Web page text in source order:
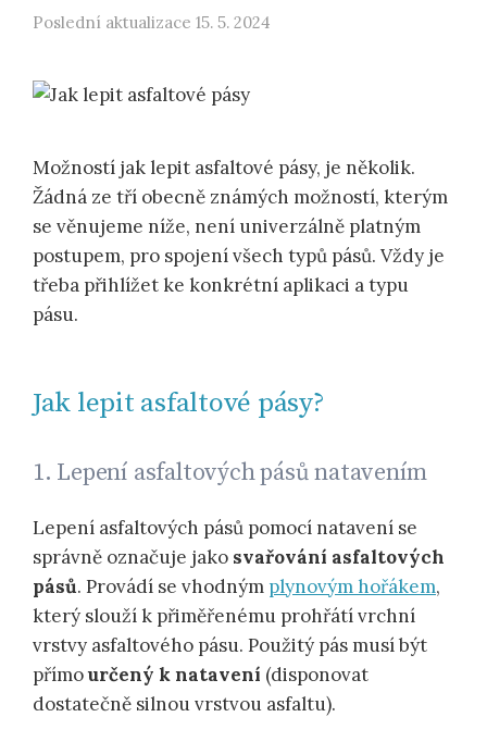
Poslední aktualizace 15. 5. 2024
Možností jak lepit asfaltové pásy, je několik.
Žádná ze tří obecně známých možností, kterým
se věnujeme níže, není univerzálně platným
postupem, pro spojení všech typů pásů. Vždy je
třeba přihlížet ke konkrétní aplikaci a typu
pásu.
Jak lepit asfaltové pásy?
1. Lepení asfaltových pásů natavením
Lepení asfaltových pásů pomocí natavení se
správně označuje jako svařování asfaltových
pásů. Provádí se vhodným plynovým hořákem,
který slouží k přiměřenému prohřátí vrchní
vrstvy asfaltového pásu. Použitý pás musí být
přímourčený k natavení (disponovat
dostatečně silnou vrstvou asfaltu).